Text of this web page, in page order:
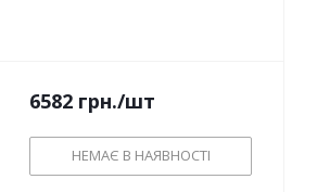
6582 грн./шт
НЕМАЄ В НАЯВНОСТІ